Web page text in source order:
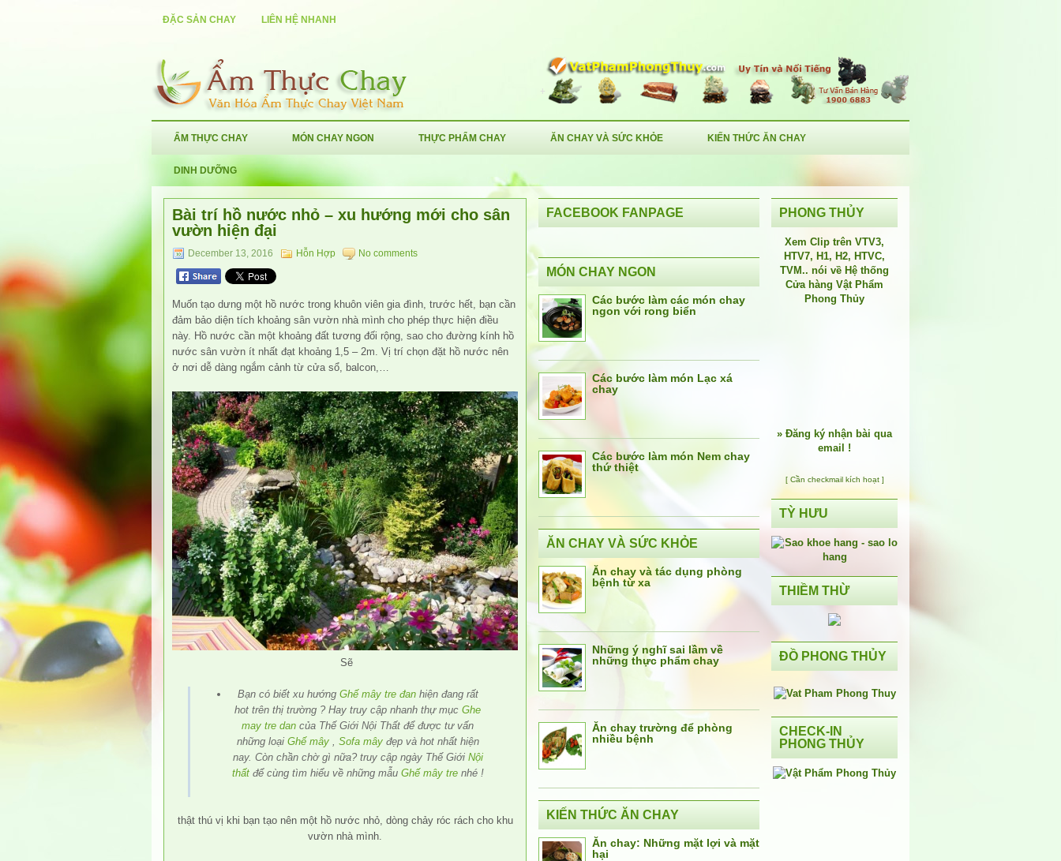
ĐẶC SẢN CHAY LIÊN HỆ NHANH
ẨM THỰC CHAY MÓN CHAY NGON THỰC PHẨM CHAY ĂN CHAY VÀ SỨC KHỎE KIẾN THỨC ĂN CHAY
DINH DƯỠNG
Bài trí hồ nước nhỏ – xu hướng mới cho sân
vườn hiện đại
December 13, 2016 Hỗn Hợp No comments
Muốn tạo dưng một hồ nước trong khuôn viên gia đình, trước hết, bạn cần
đảm bảo diện tích khoảng sân vườn nhà mình cho phép thực hiện điều
này. Hồ nước cần một khoảng đất tương đối rộng, sao cho đường kính hồ
nước sân vườn ít nhất đạt khoảng 1,5 – 2m. Vị trí chọn đặt hồ nước nên
ở nơi dễ dàng ngắm cảnh từ cửa sổ, balcon,…
Sẽ
Bạn có biết xu hướng Ghế mây tre đanhiện đang rất
hot trên thị trường ? Hay truy cập nhanh thự mục Ghe
may tre dan của Thế Giới Nội Thất để được tư vấn
những loại Ghế mây, Sofa mâyđẹp và hot nhất hiện
nay. Còn chần chờ gì nữa? truy cập ngày Thế Giới Nội
thấtđể cùng tìm hiểu về những mẫu Ghế mây trenhé !
thật thú vị khi bạn tạo nên một hồ nước nhỏ, dòng chảy róc rách cho khu
vườn nhà mình.
FACEBOOK FANPAGE
MÓN CHAY NGON
Các bước làm các món chay
ngon với rong biển
Các bước làm món Lạc xá
chay
Các bước làm món Nem chay
thứ thiệt
ĂN CHAY VÀ SỨC KHỎE
Ăn chay và tác dụng phòng
bệnh từ xa
Những ý nghĩ sai lầm về
những thực phẩm chay
Ăn chay trường để phòng
nhiều bệnh
KIẾN THỨC ĂN CHAY
Ăn chay: Những mặt lợi và mặt
hại
PHONG THỦY
Xem Clip trên VTV3,
HTV7, H1, H2, HTVC,
TVM.. nói về Hệ thống
Cửa hàng Vật Phẩm
Phong Thủy
» Đăng ký nhận bài qua
email !
[ Cần checkmail kích hoạt ]
TỲ HƯU
THIỀM THỪ
ĐỒ PHONG THỦY
CHECK-IN
PHONG THỦY